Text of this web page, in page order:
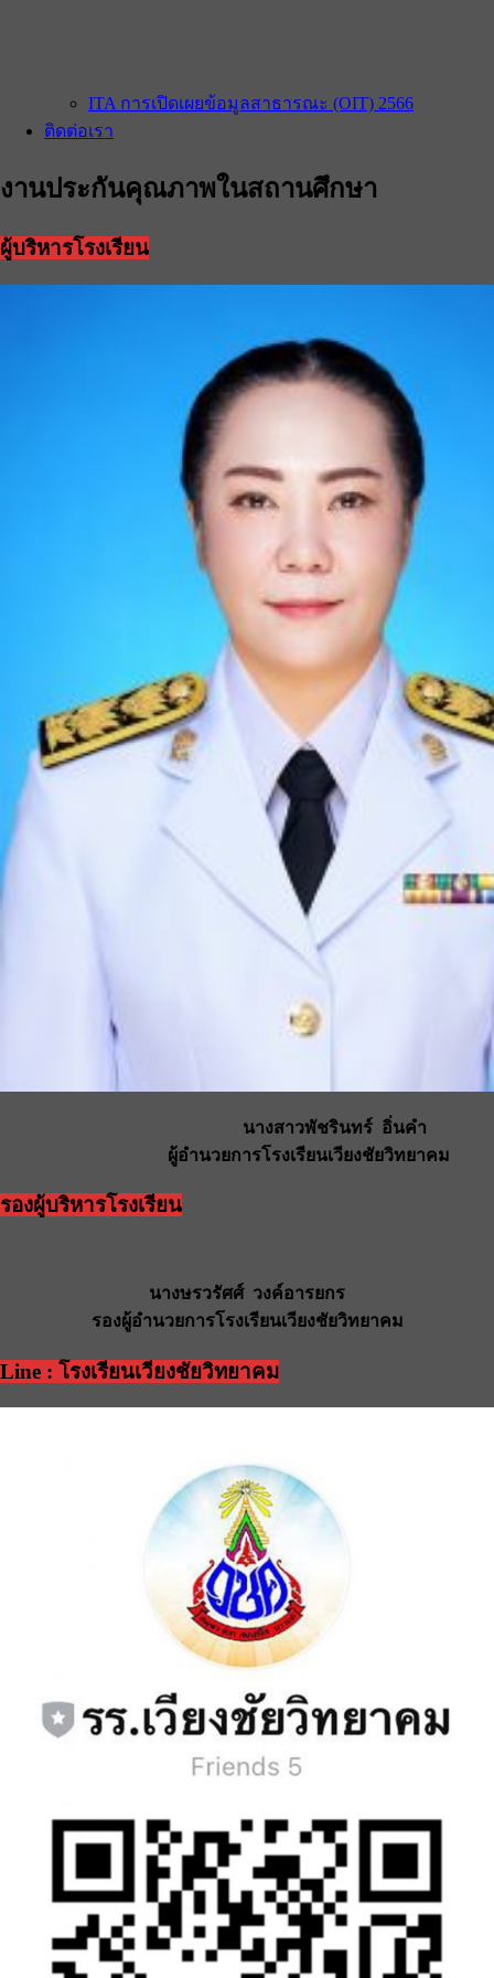
ITA การเปิดเผยข้อมูลสาธารณะ (OIT) 2566
ติดต่อเรา
งานประกันคุณภาพในสถานศึกษา
ผู้บริหารโรงเรียน
นางสาวพัชรินทร์ อิ่นคำ
ผู้อํานวยการโรงเรียนเวียงชัยวิทยาคม
รองผู้บริหารโรงเรียน
นางษรวรัศศ์ วงค์อารยกร
รองผู้อํานวยการโรงเรียนเวียงชัยวิทยาคม
Line : โรงเรียนเวียงชัยวิทยาคม